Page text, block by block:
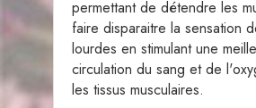
permettant de détendre les
faire disparaitre la sensation
lourdes en stimulant une
circulation du sang et de
les tissus musculaires.